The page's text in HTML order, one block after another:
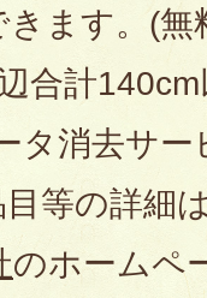
ます。(
合計
タ消去サ
等の詳細
のホームペ